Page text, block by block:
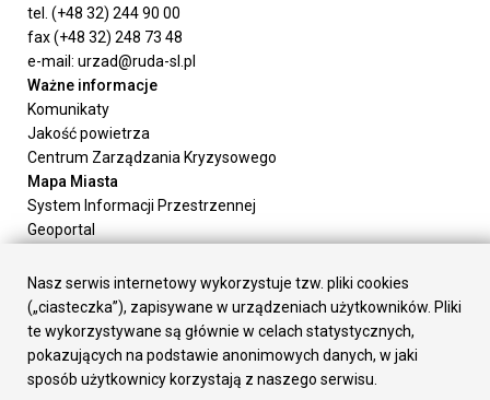
tel. (+48 32) 244 90 00
fax (+48 32) 248 73 48
e-mail: urzad@ruda-sl.pl
Ważne informacje
Komunikaty
Jakość powietrza
Centrum Zarządzania Kryzysowego
Mapa Miasta
System Informacji Przestrzennej
Geoportal
Załatw sprawę
Prezydent Miasta
Rada Miasta
Wydziały
Elektroniczna Skrzynka Podawcza
Nasz serwis internetowy wykorzystuje tzw. pliki cookies
(„ciasteczka”), zapisywane w urządzeniach użytkowników. Pliki
te wykorzystywane są głównie w celach statystycznych,
pokazujących na podstawie anonimowych danych, w jaki
sposób użytkownicy korzystają z naszego serwisu.